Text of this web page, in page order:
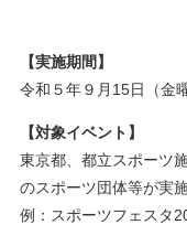
【実施期間】
令和５年９月15日（金
【対象イベント】
東京都、都立スポーツ
のスポーツ団体等が実
例：スポーツフェスタ